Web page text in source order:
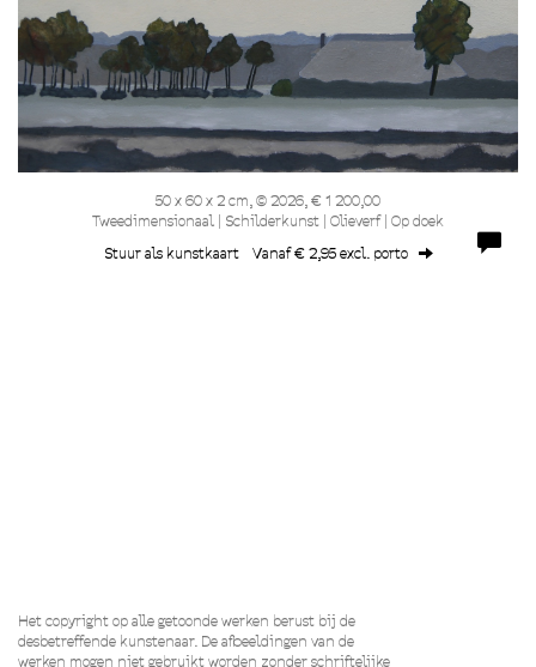
50 x 60 x 2 cm, © 2026, € 1 200,00
Tweedimensionaal | Schilderkunst | Olieverf | Op doek
Stuur als kunstkaart Vanaf € 2,95 excl. porto
Het copyright op alle getoonde werken berust bij de
desbetreffende kunstenaar. De afbeeldingen van de
werken mogen niet gebruikt worden zonder schriftelijke